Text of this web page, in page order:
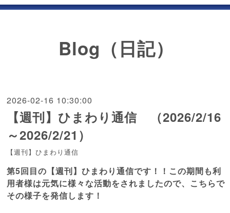
Blog（日記）
2026-02-16 10:30:00
【週刊】ひまわり通信 （2026/2/16
～2026/2/21）
【週刊】ひまわり通信
第5回目の【週刊】ひまわり通信です！！この期間も利
用者様は元気に様々な活動をされましたので、こちらで
その様子を発信します！